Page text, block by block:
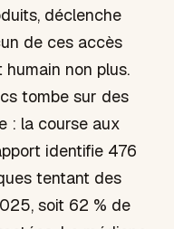
déclenche
de ces accès
non plus.
tombe sur des
: la course aux
identifie 476
tentant des
soit 62 % de